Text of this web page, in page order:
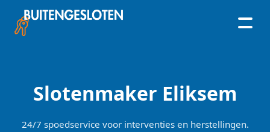
content
Slotenmaker Eliksem
24/7 spoedservice voor interventies en herstellingen.